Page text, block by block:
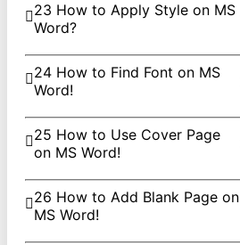
23 How to Apply Style on MS
Word?
24 How to Find Font on MS
Word!
25 How to Use Cover Page
on MS Word!
26 How to Add Blank Page on
MS Word!